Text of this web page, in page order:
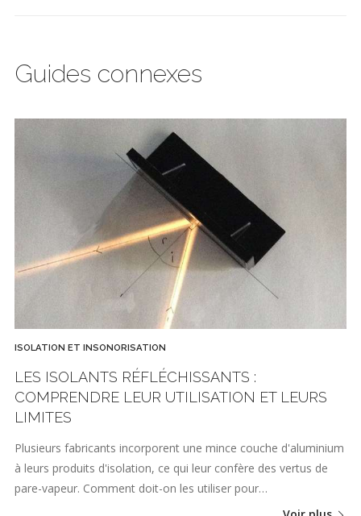
Guides connexes
ISOLATION ET INSONORISATION
LES ISOLANTS RÉFLÉCHISSANTS :
COMPRENDRE LEUR UTILISATION ET LEURS
LIMITES
Plusieurs fabricants incorporent une mince couche d'aluminium
à leurs produits d'isolation, ce qui leur confère des vertus de
pare-vapeur. Comment doit-on les utiliser pour…